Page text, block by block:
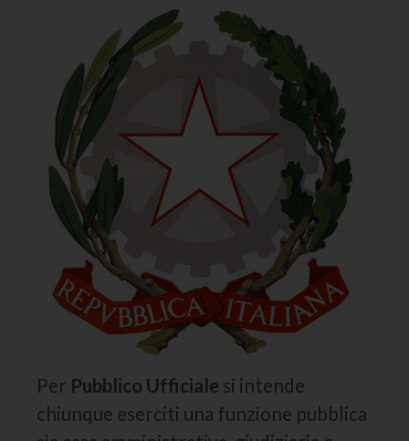
Per Pubblico Ufficiale si intende
chiunque eserciti una funzione pubblica